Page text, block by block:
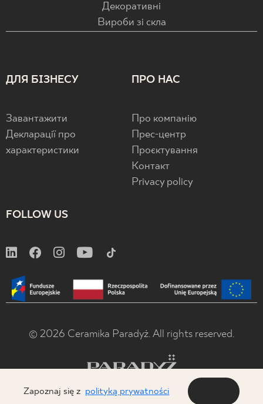
Декоративні
Вироби зі скла
ДЛЯ БІЗНЕСУ
Завантажити
Декларації про
характеристики
ПРО НАС
Про компанію
Прес-центр
Проєктування
Контакт
Privacy policy
FOLLOW US
© 2026 Ceramika Paradyż. All rights reserved.
Zapoznaj się z polityką prywatności